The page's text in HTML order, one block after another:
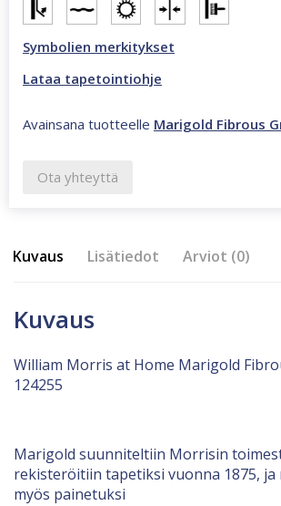
Symbolien merkitykset
Lataa tapetointiohje
Avainsana tuotteelle Marigold Fibrous
Ota yhteyttä
Kuvaus Lisätiedot Arviot (0)
Kuvaus
William Morris at Home Marigold
124255
Marigold suunniteltiin Morrisin
rekisteröitiin tapetiksi vuonna 1875, ja
myös painetuksi